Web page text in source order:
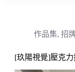
作品集, 招
[玖陽視覺]壓克